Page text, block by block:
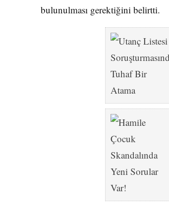
bulunulması gerektiğini belirtti.